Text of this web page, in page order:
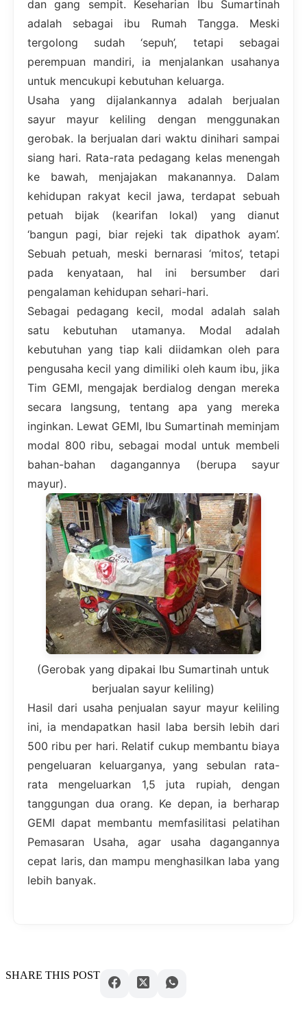
dan gang sempit. Keseharian Ibu Sumartinah
adalah sebagai ibu Rumah Tangga. Meski
tergolong sudah ‘sepuh’, tetapi sebagai
perempuan mandiri, ia menjalankan usahanya
untuk mencukupi kebutuhan keluarga.
Usaha yang dijalankannya adalah berjualan
sayur mayur keliling dengan menggunakan
gerobak. Ia berjualan dari waktu dinihari sampai
siang hari. Rata-rata pedagang kelas menengah
ke bawah, menjajakan makanannya. Dalam
kehidupan rakyat kecil jawa, terdapat sebuah
petuah bijak (kearifan lokal) yang dianut
‘bangun pagi, biar rejeki tak dipathok ayam’.
Sebuah petuah, meski bernarasi ‘mitos’, tetapi
pada kenyataan, hal ini bersumber dari
pengalaman kehidupan sehari-hari.
Sebagai pedagang kecil, modal adalah salah
satu kebutuhan utamanya. Modal adalah
kebutuhan yang tiap kali diidamkan oleh para
pengusaha kecil yang dimiliki oleh kaum ibu, jika
Tim GEMI, mengajak berdialog dengan mereka
secara langsung, tentang apa yang mereka
inginkan. Lewat GEMI, Ibu Sumartinah meminjam
modal 800 ribu, sebagai modal untuk membeli
bahan-bahan dagangannya (berupa sayur
mayur).
(Gerobak yang dipakai Ibu Sumartinah untuk
berjualan sayur keliling)
Hasil dari usaha penjualan sayur mayur keliling
ini, ia mendapatkan hasil laba bersih lebih dari
500 ribu per hari. Relatif cukup membantu biaya
pengeluaran keluarganya, yang sebulan rata-
rata mengeluarkan 1,5 juta rupiah, dengan
tanggungan dua orang. Ke depan, ia berharap
GEMI dapat membantu memfasilitasi pelatihan
Pemasaran Usaha, agar usaha dagangannya
cepat laris, dan mampu menghasilkan laba yang
lebih banyak.
SHARE THIS POST